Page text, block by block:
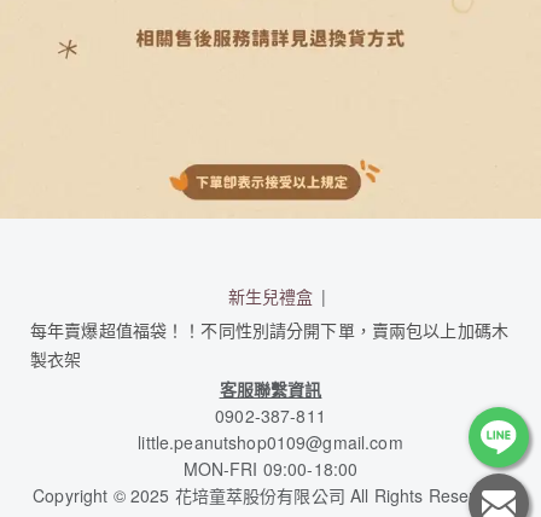
新生兒禮盒
每年賣爆超值福袋！！不同性別請分開下單，賣兩包以上加碼木
製衣架
客服聯繫資訊
0902-387-811
little.peanutshop0109@gmail.com
MON-FRI 09:00-18:00
Copyright © 2025 花培童萃股份有限公司 All Rights Reserved.